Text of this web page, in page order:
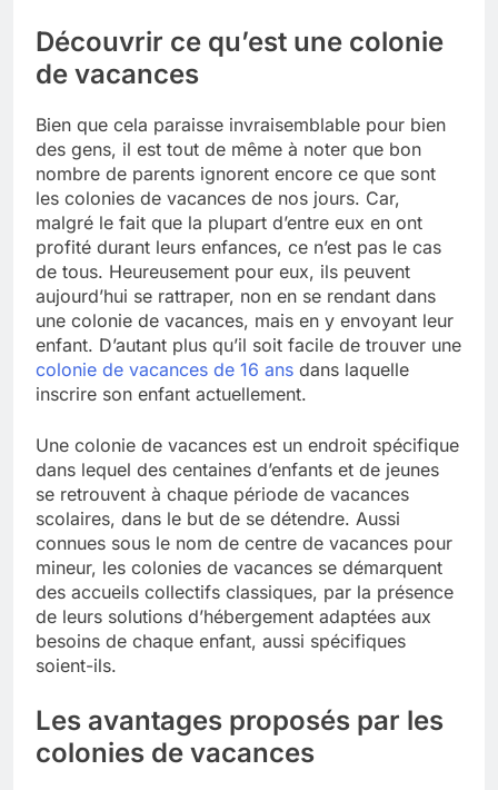
Découvrir ce qu’est une colonie
de vacances
Bien que cela paraisse invraisemblable pour bien
des gens, il est tout de même à noter que bon
nombre de parents ignorent encore ce que sont
les colonies de vacances de nos jours. Car,
malgré le fait que la plupart d’entre eux en ont
profité durant leurs enfances, ce n’est pas le cas
de tous. Heureusement pour eux, ils peuvent
aujourd’hui se rattraper, non en se rendant dans
une colonie de vacances, mais en y envoyant leur
enfant. D’autant plus qu’il soit facile de trouver une
colonie de vacances de 16 ans dans laquelle
inscrire son enfant actuellement.
Une colonie de vacances est un endroit spécifique
dans lequel des centaines d’enfants et de jeunes
se retrouvent à chaque période de vacances
scolaires, dans le but de se détendre. Aussi
connues sous le nom de centre de vacances pour
mineur, les colonies de vacances se démarquent
des accueils collectifs classiques, par la présence
de leurs solutions d’hébergement adaptées aux
besoins de chaque enfant, aussi spécifiques
soient-ils.
Les avantages proposés par les
colonies de vacances